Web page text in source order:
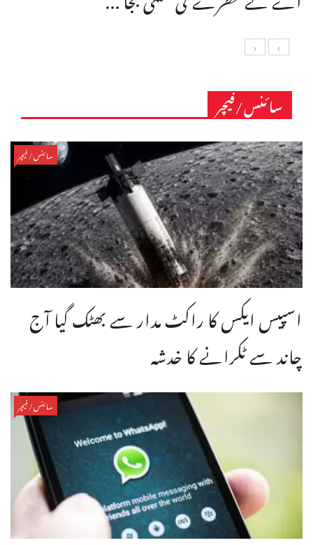
سائنس/فیچر
سائنس/فیچر
اسپیس ایکس کا راکٹ مدار سے بھٹک گیا آج
چاند سے ٹکرانے کا خدشہ
سائنس/فیچر